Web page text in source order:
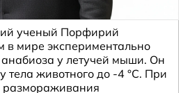
ученый Порфирий
в мире экспериментально
анабиоза у летучей мыши. Он
тела животного до -4 °C. При
размораживания